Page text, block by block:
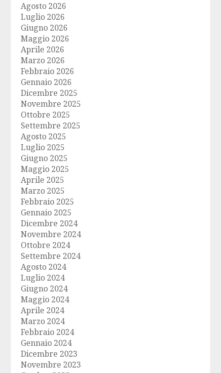
Agosto 2026
Luglio 2026
Giugno 2026
Maggio 2026
Aprile 2026
Marzo 2026
Febbraio 2026
Gennaio 2026
Dicembre 2025
Novembre 2025
Ottobre 2025
Settembre 2025
Agosto 2025
Luglio 2025
Giugno 2025
Maggio 2025
Aprile 2025
Marzo 2025
Febbraio 2025
Gennaio 2025
Dicembre 2024
Novembre 2024
Ottobre 2024
Settembre 2024
Agosto 2024
Luglio 2024
Giugno 2024
Maggio 2024
Aprile 2024
Marzo 2024
Febbraio 2024
Gennaio 2024
Dicembre 2023
Novembre 2023